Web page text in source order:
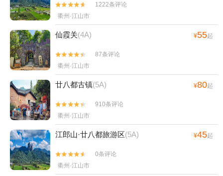


1222条评论
衢州·江山市
仙霞关(4A) ¥55起


87条评论
衢州·江山市
廿八都古镇(5A) ¥80起


910条评论
衢州·江山市
江郎山·廿八都旅游区(5A) ¥45起


0条评论
衢州·江山市